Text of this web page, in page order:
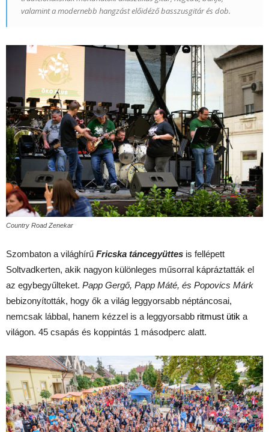
valamint a modernebb hangzást előidéző basszusgitár és dob.
Country Road Zenekar
Szombaton a világhírű Fricska táncegyüttes is fellépett
Soltvadkerten, akik nagyon különleges műsorral kápráztatták el
az egybegyűlteket. Papp Gergő, Papp Máté, és Popovics Márk
bebizonyították, hogy ők a világ leggyorsabb néptáncosai,
nemcsak lábbal, hanem kézzel is a leggyorsabb ritmust ütik a
világon. 45 csapás és koppintás 1 másodperc alatt.